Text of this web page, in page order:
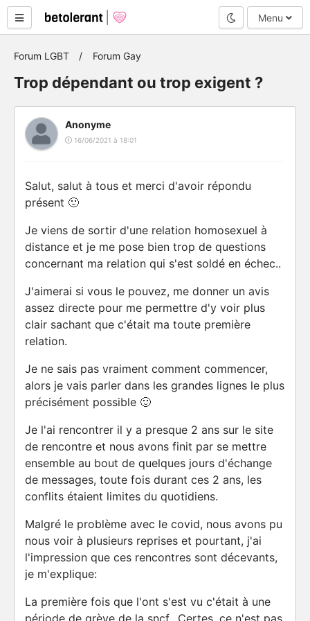
Mode nuit
Menu
Forum LGBT Forum Gay
Trop dépendant ou trop exigent ?
Anonyme
16/06/2021 à 18:01
Salut, salut à tous et merci d'avoir répondu
présent 🙂
Je viens de sortir d'une relation homosexuel à
distance et je me pose bien trop de questions
concernant ma relation qui s'est soldé en échec..
J'aimerai si vous le pouvez, me donner un avis
assez directe pour me permettre d'y voir plus
clair sachant que c'était ma toute première
relation.
Je ne sais pas vraiment comment commencer,
alors je vais parler dans les grandes lignes le plus
précisément possible 🙂
Je l'ai rencontrer il y a presque 2 ans sur le site
de rencontre et nous avons finit par se mettre
ensemble au bout de quelques jours d'échange
de messages, toute fois durant ces 2 ans, les
conflits étaient limites du quotidiens.
Malgré le problème avec le covid, nous avons pu
nous voir à plusieurs reprises et pourtant, j'ai
l'impression que ces rencontres sont décevants,
je m'explique:
La première fois que l'ont s'est vu c'était à une
période de grève de la sncf.. Certes, ce n'est pas